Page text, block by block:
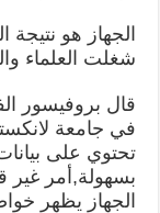
الجهاز هو
شغلت العلماء
في جامعة
تحتوي على
بسهولة,أمر غير
الجهاز يظهر